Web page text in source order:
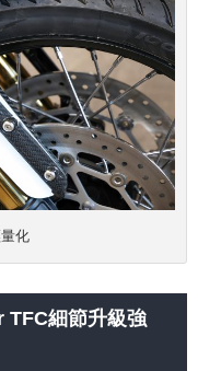
化
細節升級強